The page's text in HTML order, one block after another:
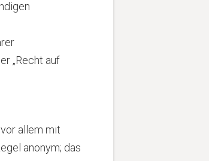
„Recht auf
allem mit
anonym; das